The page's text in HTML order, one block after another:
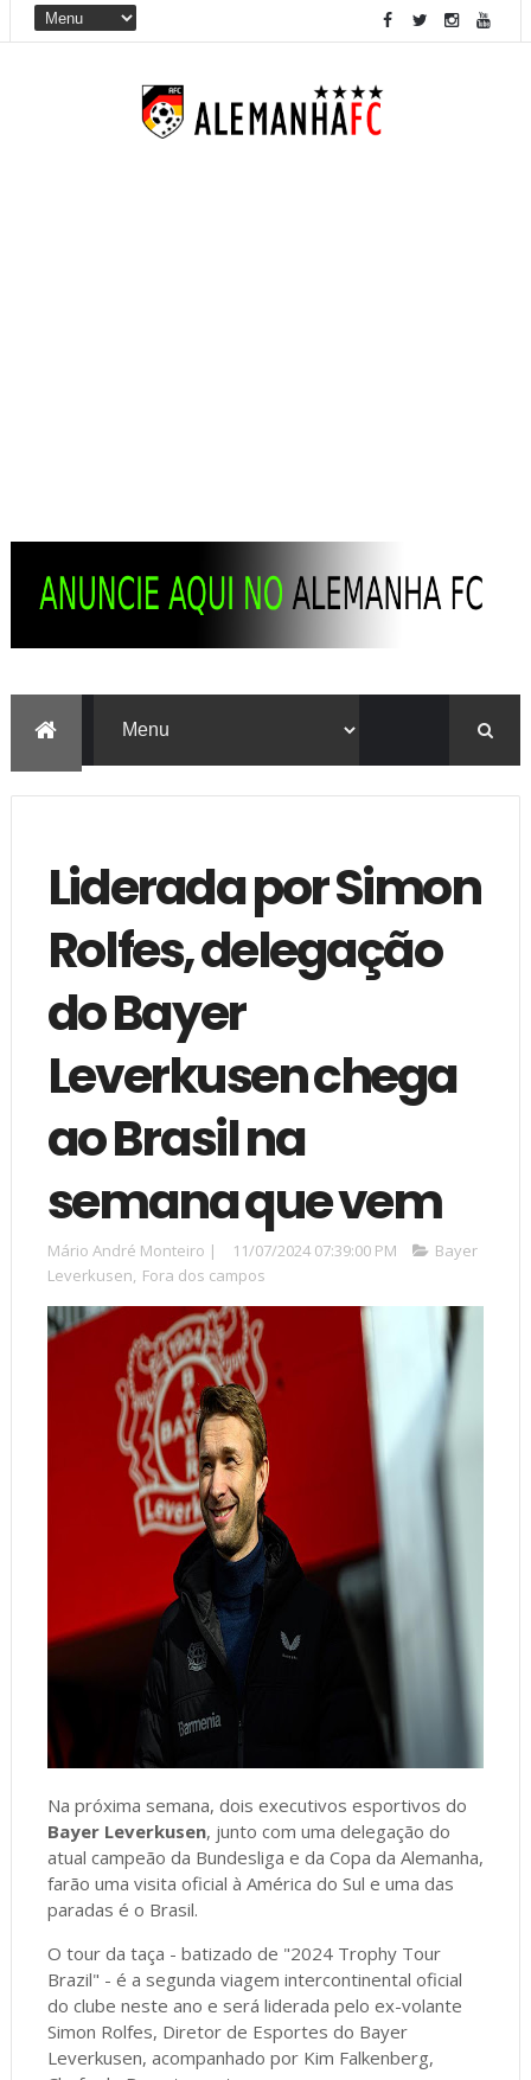
Liderada por Simon
Rolfes, delegação
do Bayer
Leverkusen chega
ao Brasil na
semana que vem
Mário André Monteiro | 11/07/2024 07:39:00 PM
Bayer
Leverkusen, Fora dos campos
Na próxima semana, dois executivos esportivos do
Bayer Leverkusen, junto com uma delegação do
atual campeão da Bundesliga e da Copa da Alemanha,
farão uma visita oficial à América do Sul e uma das
paradas é o Brasil.
O tour da taça - batizado de "2024 Trophy Tour
Brazil" - é a segunda viagem intercontinental oficial
do clube neste ano e será liderada pelo ex-volante
Simon Rolfes, Diretor de Esportes do Bayer
Leverkusen, acompanhado por Kim Falkenberg,